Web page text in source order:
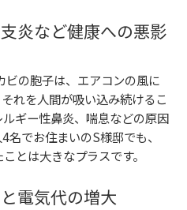
炎など健康への悪影
の胞子は、 エアコンの風に
それを人間が吸い込み続けるこ
ギー性鼻炎、 喘息などの原因
名でお住まいのS様邸でも、
とは大きなプラスです。
電気代の増大